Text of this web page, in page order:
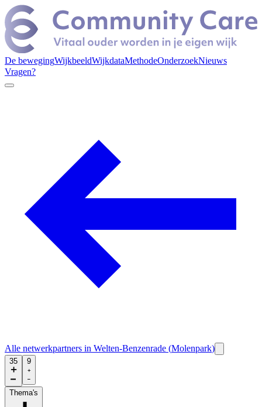
De bewegingWijkbeeldWijkdataMethodeOnderzoekNieuws
Vragen?
Alle netwerkpartners in Welten-Benzenrade (Molenpark)
35 9
Thema's